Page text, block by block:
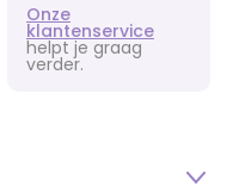
Onze
klantenservice
helpt je graag
verder.